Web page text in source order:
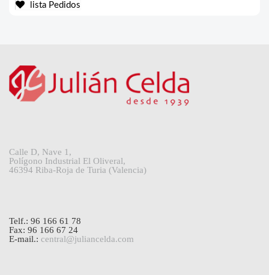
lista Pedidos
Calle D, Nave 1,
Polígono Industrial El Oliveral,
46394 Riba-Roja de Turia (Valencia)
Telf.: 96 166 61 78
Fax: 96 166 67 24
E-mail.: central@juliancelda.com